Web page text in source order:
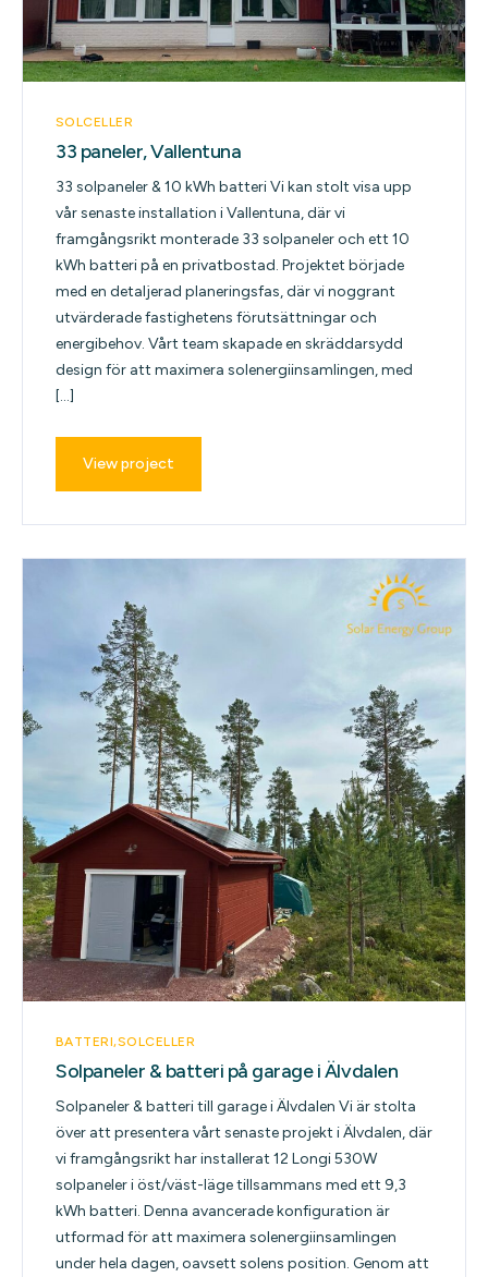
SOLCELLER
33 paneler, Vallentuna
33 solpaneler & 10 kWh batteri Vi kan stolt visa upp
vår senaste installation i Vallentuna, där vi
framgångsrikt monterade 33 solpaneler och ett 10
kWh batteri på en privatbostad. Projektet började
med en detaljerad planeringsfas, där vi noggrant
utvärderade fastighetens förutsättningar och
energibehov. Vårt team skapade en skräddarsydd
design för att maximera solenergiinsamlingen, med
[…]
View project
BATTERI SOLCELLER
Solpaneler & batteri på garage i Älvdalen
Solpaneler & batteri till garage i Älvdalen Vi är stolta
över att presentera vårt senaste projekt i Älvdalen, där
vi framgångsrikt har installerat 12 Longi 530W
solpaneler i öst/väst-läge tillsammans med ett 9,3
kWh batteri. Denna avancerade konfiguration är
utformad för att maximera solenergiinsamlingen
under hela dagen, oavsett solens position. Genom att